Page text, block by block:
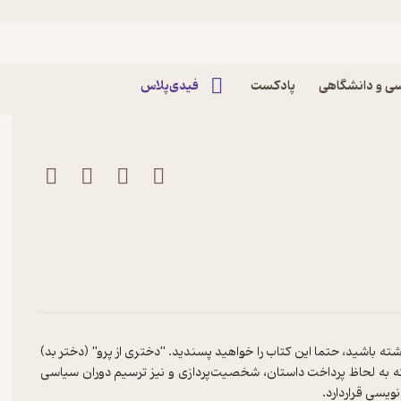
و دانشگاهی پادکست فیدی‌پلاس ماریو بارگاس یوسا
باشید، حتما این کتاب را خواهید پسندید. "دختری از پرو" (دختر بد)
که به لحاظ پرداخت داستان، شخصیت‌پردازی و نیز ترسیم دوران سیاسی